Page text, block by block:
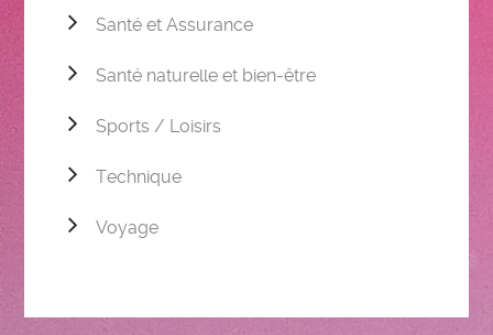
Santé et Assurance
Santé naturelle et bien-être
Sports / Loisirs
Technique
Voyage